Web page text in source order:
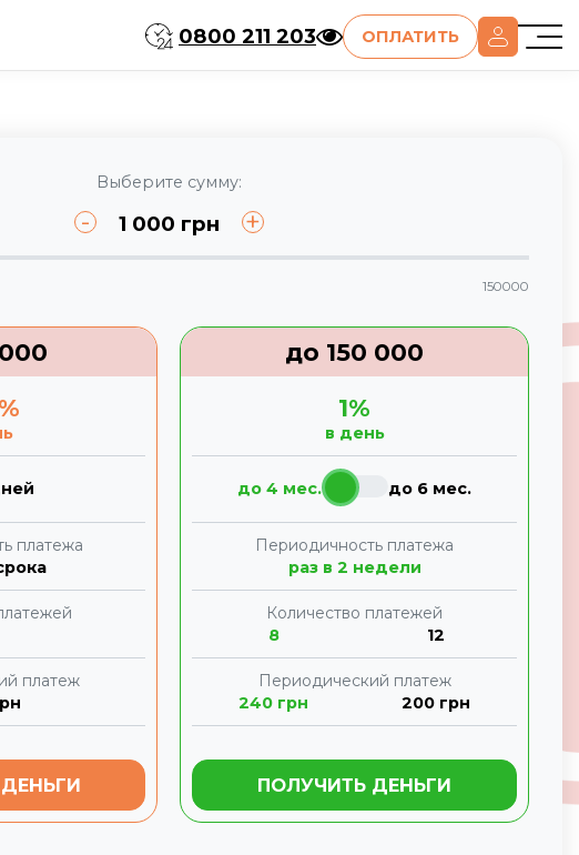
0800 211 203 ОПЛАТИТЬ
Выберите сумму:
- 1 000 грн +
150000
%
платежа
платеж
до 150 000
1%
в день
до 4 мес. до 6 мес.
Периодичность платежа
раз в 2 недели
Количество платежей
8
12
Периодический платеж
240 грн 200грн
ПОЛУЧИТЬ ДЕНЬГИ